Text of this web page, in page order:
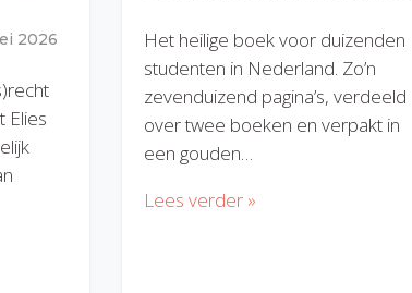
2026
Elies
Het heilige boek voor duizenden
studenten in Nederland. Zo’n
zevenduizend pagina’s, verdeeld
over twee boeken en verpakt in
een gouden…
Lees verder »